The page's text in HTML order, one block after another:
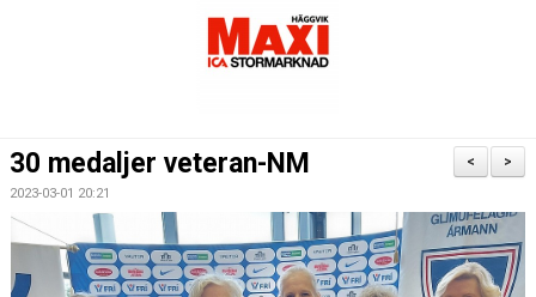
MEDLEM
ARRANGEMANG
>
<
30 medaljer veteran-NM
2023-03-01 20:21